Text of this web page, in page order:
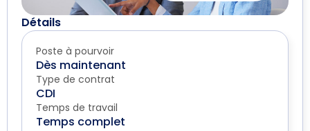
Détails
Poste à pourvoir
Dès maintenant
Type de contrat
CDI
Temps de travail
Temps complet